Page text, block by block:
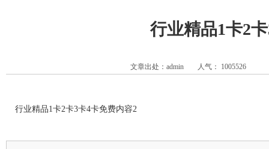
行业精品1卡2
文章出处：admin 人气： 1005526
行业精品1卡2卡3卡4卡免费内容2